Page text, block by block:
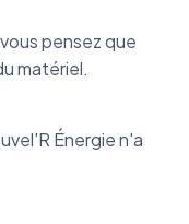
pensez que
matériel.
Énergie n'a